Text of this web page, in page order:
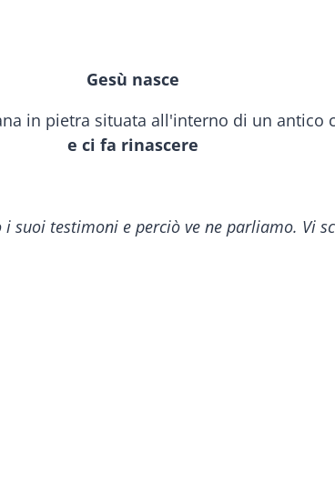
Gesù nasce
e ci fa rinascere
suoi testimoni e perciò ve ne parliamo. Vi